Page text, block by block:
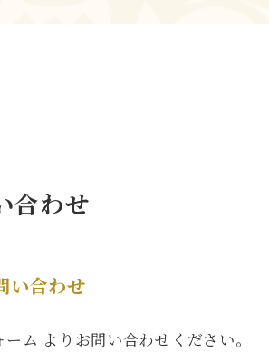
合わせ
い合わせ
ーム よりお問い合わせください。